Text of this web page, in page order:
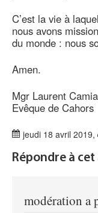
C’est la vie à
nous avons
du monde : nous
Amen.
Mgr Laurent
Evêque de Cahors
jeudi 18 avril 2019,
Répondre à
modération a